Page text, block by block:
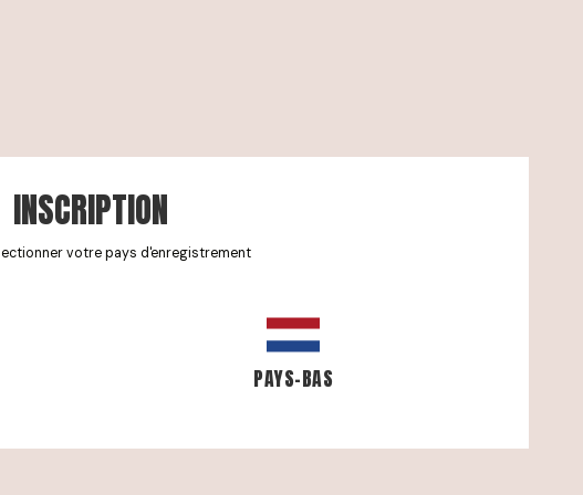
INSCRIPTION
votre pays d'enregistrement
PAYS-BAS